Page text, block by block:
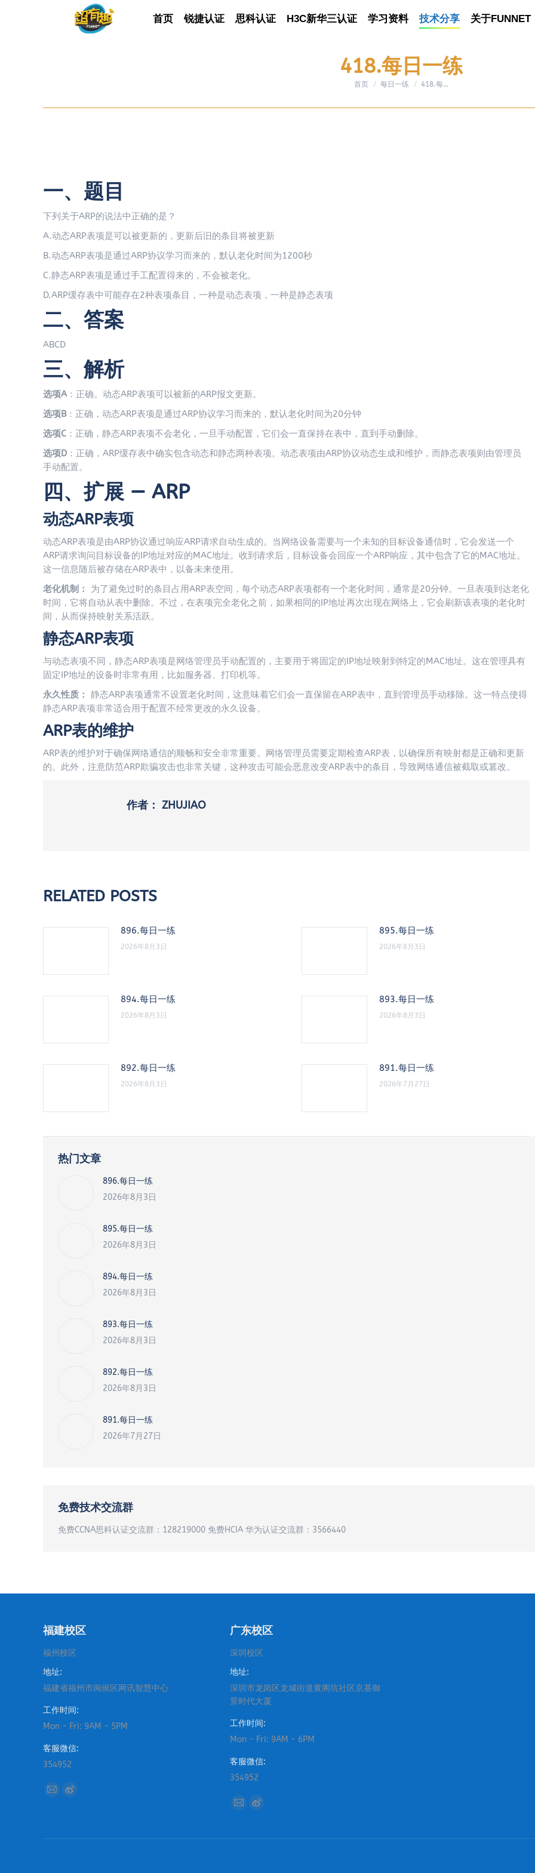
首页 锐捷认证 思科认证 H3C新华三认证 学习资料 技术分享 关于FUNNET
418.每日一练
您在这里：
首页 每日一练 418.每…
一、题目
下列关于ARP的说法中正确的是？
A.动态ARP表项是可以被更新的，更新后旧的条目将被更新
B.动态ARP表项是通过ARP协议学习而来的，默认老化时间为1200秒
C.静态ARP表项是通过手工配置得来的，不会被老化。
D.ARP缓存表中可能存在2种表项条目，一种是动态表项，一种是静态表项
二、答案
ABCD
三、解析
选项A：正确。动态ARP表项可以被新的ARP报文更新。
选项B：正确，动态ARP表项是通过ARP协议学习而来的，默认老化时间为20分钟
选项C ：正确，静态ARP表项不会老化，一旦手动配置，它们会一直保持在表中，直到手动删除。
选项D ：正确，ARP缓存表中确实包含动态和静态两种表项。动态表项由ARP协议动态生成和维护，而静态表项则由管理员
手动配置。
四、扩展 — ARP
动态ARP表项
动态ARP表项是由ARP协议通过响应ARP请求自动生成的。当网络设备需要与一个未知的目标设备通信时，它会发送一个
ARP请求询问目标设备的IP地址对应的MAC地址。收到请求后，目标设备会回应一个ARP响应，其中包含了它的MAC地址。
这一信息随后被存储在ARP表中，以备未来使用。
老化机制：
为了避免过时的条目占用ARP表空间，每个动态ARP表项都有一个老化时间，通常是20分钟。一旦表项到达老化
时间，它将自动从表中删除。不过，在表项完全老化之前，如果相同的IP地址再次出现在网络上，它会刷新该表项的老化时
间，从而保持映射关系活跃。
静态ARP表项
与动态表项不同，静态ARP表项是网络管理员手动配置的，主要用于将固定的IP地址映射到特定的MAC地址。这在管理具有
固定IP地址的设备时非常有用，比如服务器、打印机等。
永久性质：
静态ARP表项通常不设置老化时间，这意味着它们会一直保留在ARP表中，直到管理员手动移除。这一特点使得
静态ARP表项非常适合用于配置不经常更改的永久设备。
ARP表的维护
ARP表的维护对于确保网络通信的顺畅和安全非常重要。网络管理员需要定期检查ARP表，以确保所有映射都是正确和更新
的。此外，注意防范ARP欺骗攻击也非常关键，这种攻击可能会恶意改变ARP表中的条目，导致网络通信被截取或篡改。
作者： ZHUJIAO
RELATED POSTS
896.每日一练
2026年8月3日
895.每日一练
2026年8月3日
894.每日一练
2026年8月3日
893.每日一练
2026年8月3日
892.每日一练
2026年8月3日
891.每日一练
2026年7月27日
热门文章
896.每日一练
2026年8月3日
895.每日一练
2026年8月3日
894.每日一练
2026年8月3日
893.每日一练
2026年8月3日
892.每日一练
2026年8月3日
891.每日一练
2026年7月27日
免费技术交流群
免费CCNA思科认证交流群：128219000 免费HCIA 华为认证交流群：3566440
福建校区
福州校区
地址:
福建省福州市闽侯区网讯智慧中心
工作时间:
Mon - Fri: 9AM - 5PM
客服微信:
354952
找到我们：
MailWeibo
广东校区
深圳校区
地址:
深圳市龙岗区龙城街道黄阁坑社区京基御
景时代大厦
工作时间:
Mon - Fri: 9AM - 6PM
客服微信:
354952
找到我们：
Mail
opens
Weibo
opens
首页 锐捷认证 思科认证 H3C新华三认证 学习资料 技术分享 关于FUNNET